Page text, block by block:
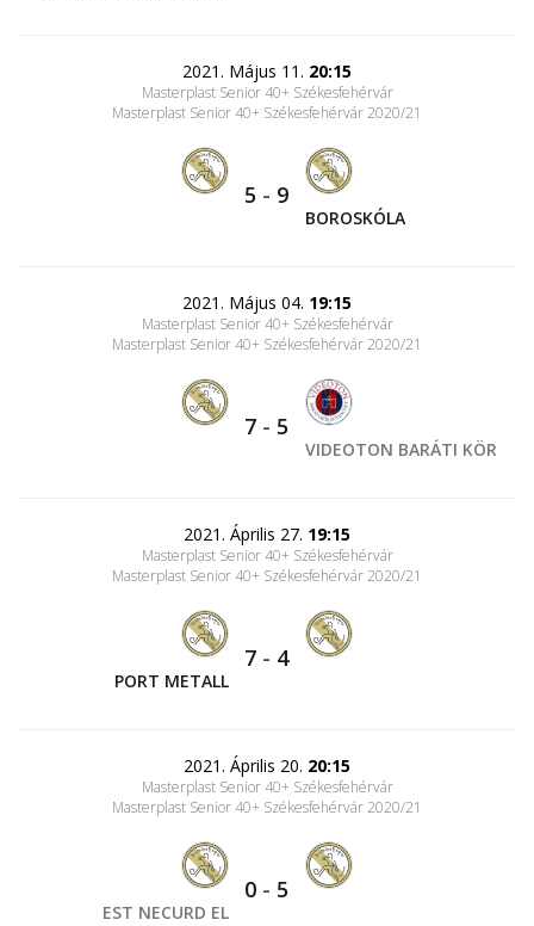
2021. Május 11. 20:15
Masterplast Senior 40+ Székesfehérvár
Masterplast Senior 40+ Székesfehérvár 2020/21
5 - 9
BOROSKÓLA
2021. Május 04. 19:15
Masterplast Senior 40+ Székesfehérvár
Masterplast Senior 40+ Székesfehérvár 2020/21
7 - 5
VIDEOTON BARÁTI KÖR
2021. Április 27. 19:15
Masterplast Senior 40+ Székesfehérvár
Masterplast Senior 40+ Székesfehérvár 2020/21
PORT METALL
7 - 4
2021. Április 20. 20:15
Masterplast Senior 40+ Székesfehérvár
Masterplast Senior 40+ Székesfehérvár 2020/21
EST NECURD EL
0 - 5